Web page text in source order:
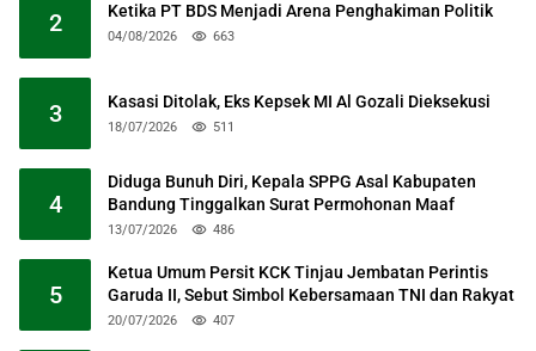
2 Ketika PT BDS Menjadi Arena Penghakiman Politik
04/08/2026 663
3 Kasasi Ditolak, Eks Kepsek MI Al Gozali Dieksekusi
18/07/2026 511
4
Diduga Bunuh Diri, Kepala SPPG Asal Kabupaten
Bandung Tinggalkan Surat Permohonan Maaf
13/07/2026 486
5
Ketua Umum Persit KCK Tinjau Jembatan Perintis
Garuda II, Sebut Simbol Kebersamaan TNI dan Rakyat
20/07/2026 407